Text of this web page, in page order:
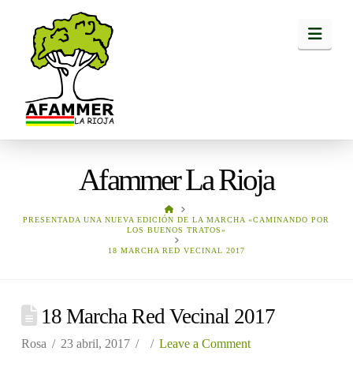
Afammer La Rioja
HOME
PRESENTADA UNA NUEVA EDICIÓN DE LA MARCHA «CAMINANDO POR
LOS BUENOS TRATOS»
18 MARCHA RED VECINAL 2017
18 Marcha Red Vecinal 2017
Rosa 23 abril, 2017 Leave a Comment